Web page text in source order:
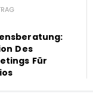
Des
Für